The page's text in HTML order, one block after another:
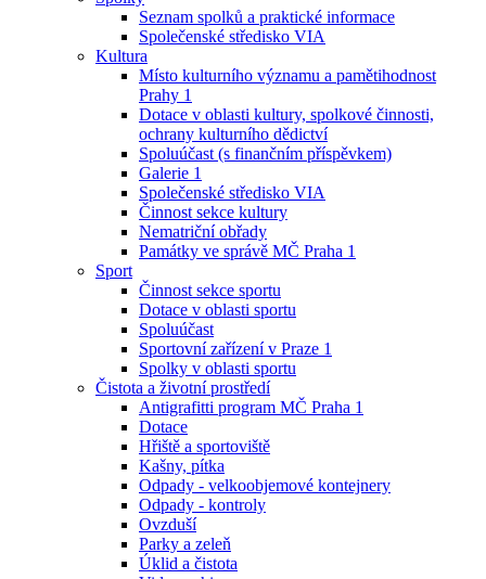
Seznam spolků a praktické informace
Společenské středisko VIA
Kultura
Místo kulturního významu a pamětihodnost
Prahy 1
Dotace v oblasti kultury, spolkové činnosti,
ochrany kulturního dědictví
Spoluúčast (s finančním příspěvkem)
Galerie 1
Společenské středisko VIA
Činnost sekce kultury
Nematriční obřady
Památky ve správě MČ Praha 1
Sport
Činnost sekce sportu
Dotace v oblasti sportu
Spoluúčast
Sportovní zařízení v Praze 1
Spolky v oblasti sportu
Čistota a životní prostředí
Antigrafitti program MČ Praha 1
Dotace
Hřiště a sportoviště
Kašny, pítka
Odpady - velkoobjemové kontejnery
Odpady - kontroly
Ovzduší
Parky a zeleň
Úklid a čistota